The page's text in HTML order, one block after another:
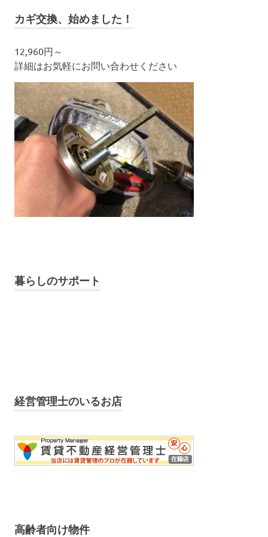
カギ交換、始めました！
12,960円～
詳細はお気軽にお問い合わせください
暮らしのサポート
経営管理士のいるお店
高齢者向け物件